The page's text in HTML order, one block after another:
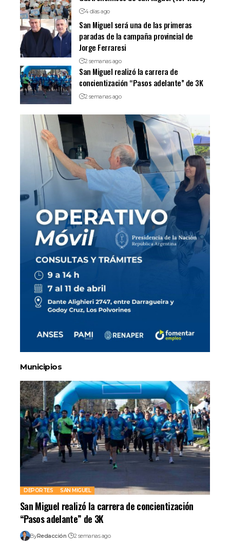
4 días ago
San Miguel será una de las primeras
paradas de la campaña provincial de
Jorge Ferraresi
2 semanas ago
San Miguel realizó la carrera de
concientización “Pasos adelante” de 3K
2 semanas ago
Municipios
DEPORTES SAN MIGUEL
San Miguel realizó la carrera de concientización
“Pasos adelante” de 3K
ByRedacción 2 semanas ago